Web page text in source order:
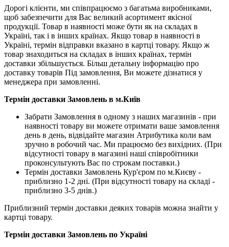
Дорогі клієнти, ми співпрацюємо з багатьма виробниками,
щоб забезпечити для Вас великий асортимент якісної
продукції. Товар в наявності може бути як на складах в
Україні, так і в інших країнах. Якщо товар в наявності в
Україні, термін відправки вказано в картці товару. Якщо ж
товар знаходиться на складах в інших країнах, термін
доставки збільшується. Більш детальну інформацію про
доставку товарів Під замовлення, Ви можете дізнатися у
менеджера при замовленні.
Термін доставки Замовлень в м.Київ
Забрати Замовлення в одному з наших магазинів - при
наявності товару ви можете отримати ваше замовлення
день в день, відвідайте магазин Атрибутика коли вам
зручно в робочий час. Ми працюємо без вихідних. (При
відсутності товару в магазині наші співробітники
проконсультують Вас по строкам поставки.)
Термін доставки Замовлень Кур'єром по м.Києву -
приблизно 1-2 дні. (При відсутності товару на складі -
приблизно 3-5 днів.)
Приблизний термін доставки деяких товарів можна знайти у
картці товару.
Термін доставки Замовлень по Україні